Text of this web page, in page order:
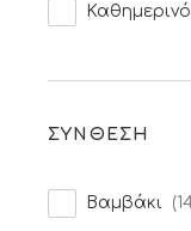
ΣΥΝΘΕΣΗ
Βαμβάκι